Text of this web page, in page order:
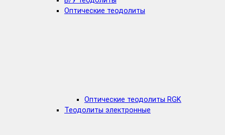
Оптические теодолиты
Оптические теодолиты RGK
Теодолиты электронные